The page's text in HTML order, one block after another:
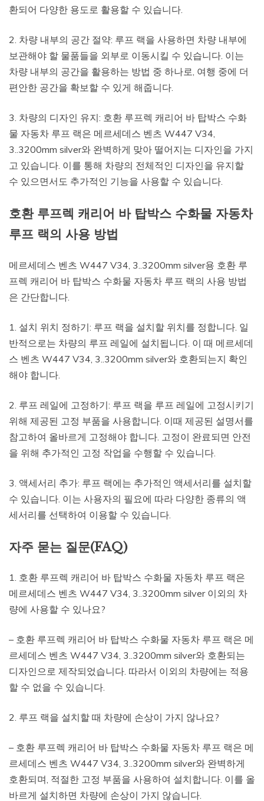
환되어 다양한 용도로 활용할 수 있습니다.
2. 차량 내부의 공간 절약: 루프 랙을 사용하면 차량 내부에
보관해야 할 물품들을 외부로 이동시킬 수 있습니다. 이는
차량 내부의 공간을 활용하는 방법 중 하나로, 여행 중에 더
편안한 공간을 확보할 수 있게 해줍니다.
3. 차량의 디자인 유지: 호환 루프렉 캐리어 바 탑박스 수화
물 자동차 루프 랙은 메르세데스 벤츠 W447 V34,
3..3200mm silver와 완벽하게 맞아 떨어지는 디자인을 가지
고 있습니다. 이를 통해 차량의 전체적인 디자인을 유지할
수 있으면서도 추가적인 기능을 사용할 수 있습니다.
호환 루프렉 캐리어 바 탑박스 수화물 자동차
루프 랙의 사용 방법
메르세데스 벤츠 W447 V34, 3..3200mm silver용 호환 루
프렉 캐리어 바 탑박스 수화물 자동차 루프 랙의 사용 방법
은 간단합니다.
1. 설치 위치 정하기: 루프 랙을 설치할 위치를 정합니다. 일
반적으로는 차량의 루프 레일에 설치됩니다. 이 때 메르세데
스 벤츠 W447 V34, 3..3200mm silver와 호환되는지 확인
해야 합니다.
2. 루프 레일에 고정하기: 루프 랙을 루프 레일에 고정시키기
위해 제공된 고정 부품을 사용합니다. 이때 제공된 설명서를
참고하여 올바르게 고정해야 합니다. 고정이 완료되면 안전
을 위해 추가적인 고정 작업을 수행할 수 있습니다.
3. 액세서리 추가: 루프 랙에는 추가적인 액세서리를 설치할
수 있습니다. 이는 사용자의 필요에 따라 다양한 종류의 액
세서리를 선택하여 이용할 수 있습니다.
자주 묻는 질문(FAQ)
1. 호환 루프렉 캐리어 바 탑박스 수화물 자동차 루프 랙은
메르세데스 벤츠 W447 V34, 3..3200mm silver 이외의 차
량에 사용할 수 있나요?
– 호환 루프렉 캐리어 바 탑박스 수화물 자동차 루프 랙은 메
르세데스 벤츠 W447 V34, 3..3200mm silver와 호환되는
디자인으로 제작되었습니다. 따라서 이외의 차량에는 적용
할 수 없을 수 있습니다.
2. 루프 랙을 설치할 때 차량에 손상이 가지 않나요?
– 호환 루프렉 캐리어 바 탑박스 수화물 자동차 루프 랙은 메
르세데스 벤츠 W447 V34, 3..3200mm silver와 완벽하게
호환되며, 적절한 고정 부품을 사용하여 설치합니다. 이를 올
바르게 설치하면 차량에 손상이 가지 않습니다.